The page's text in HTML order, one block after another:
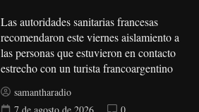
Las autoridades sanitarias francesas
recomendaron este viernes aislamiento a
las personas que estuvieron en contacto
estrecho con un turista francoargentino
samantharadio